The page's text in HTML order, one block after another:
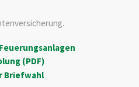
(PDF)
Briefwahl